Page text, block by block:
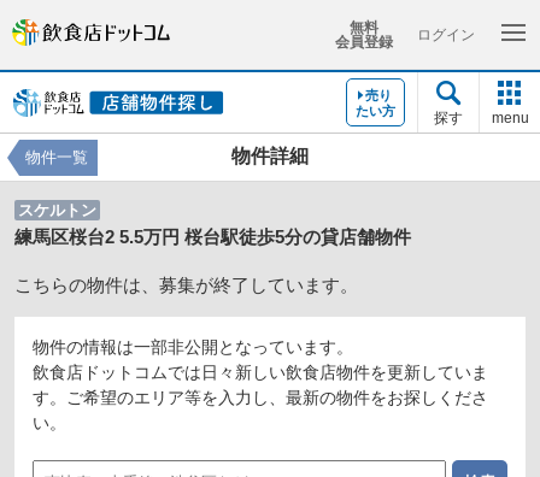
無料
会員登録
ログイン
売り
たい方
探す menu
物件詳細
物件一覧
スケルトン
練馬区桜台2 5.5万円 桜台駅徒歩5分の貸店舗物件
こちらの物件は、募集が終了しています。
物件の情報は一部非公開となっています。
飲食店ドットコムでは日々新しい飲食店物件を更新していま
す。ご希望のエリア等を入力し、最新の物件をお探しくださ
い。